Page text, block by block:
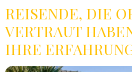
REISENDE, DIE
VERTRAUT
IHRE